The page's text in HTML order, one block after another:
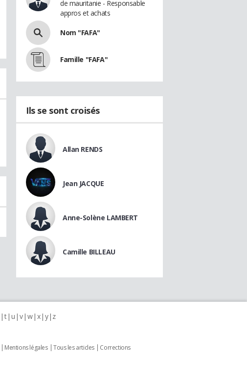
de mauritanie - Responsable
appros et achats
Nom "FAFA"
Famille "FAFA"
Ils se sont croisés
Allan RENDS
Jean JACQUE
Anne-Solène LAMBERT
Camille BILLEAU
t u v w x y z
Mentions légales Tous les articles
Corrections